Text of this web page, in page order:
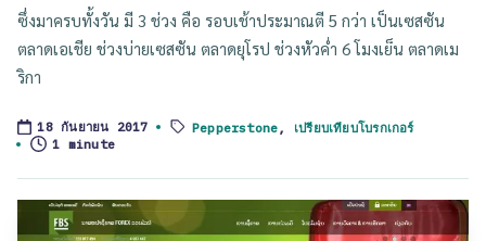
ซึ่งมาครบทั้งวัน มี 3 ช่วง คือ รอบเช้าประมาณตี 5 กว่า เป็นเซสซัน
ตลาดเอเชีย ช่วงบ่ายเซสซัน ตลาดยุโรป ช่วงหัวค่ำ 6 โมงเย็น ตลาดเม
ริกา
18 กันยายน 2017
Tags: Pepperstone , เปรียบเทียบโบรกเกอร์
1 minute